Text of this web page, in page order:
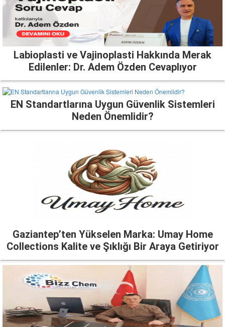
Labioplasti ve Vajinoplasti Hakkında Merak
Edilenler: Dr. Adem Özden Cevaplıyor
EN Standartlarına Uygun Güvenlik Sistemleri
Neden Önemlidir?
Gaziantep’ten Yükselen Marka: Umay Home
Collections Kalite ve Şıklığı Bir Araya Getiriyor